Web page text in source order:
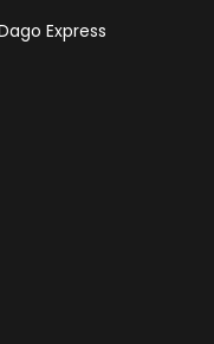
Express